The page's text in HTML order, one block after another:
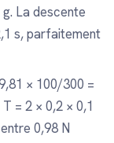
La descente
s, parfaitement
× 100/300 =
= 2 × 0,2 × 0,1
0,98 N